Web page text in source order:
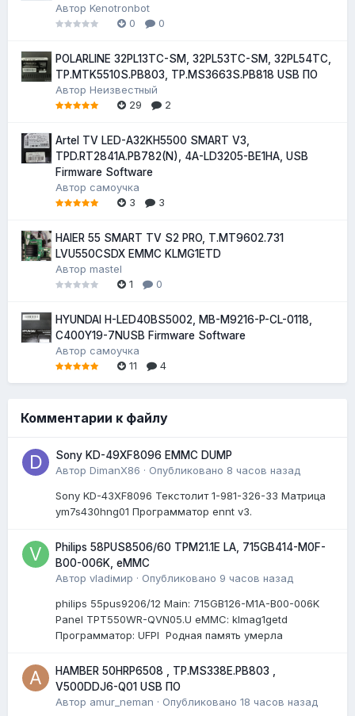
Автор Kenotronbot
0
0
POLARLINE 32PL13TC-SM, 32PL53TC-SM, 32PL54TC,
TP.MTK5510S.PB803, TP.MS3663S.PB818 USB ПО
Автор Неизвестный
29
2
Artel TV LED-A32KH5500 SMART V3,
TPD.RT2841A.PB782(N), 4A-LD3205-BE1HA, USB
Firmware Software
Автор самоучка
3
3
HAIER 55 SMART TV S2 PRO, T.MT9602.731
LVU550CSDX EMMC KLMG1ETD
Автор mastel
1
0
HYUNDAI H-LED40BS5002, MB-M9216-P-CL-0118,
C400Y19-7NUSB Firmware Software
Автор самоучка
11
4
Комментарии к файлу
Sony KD-49XF8096 EMMC DUMP
Автор DimanX86 · Опубликовано 8 часов назад
Sony KD-43XF8096 Текстолит 1-981-326-33 Матрица
ym7s430hng01 Программатор ennt v3.
Philips 58PUS8506/60 TPM21.1E LA, 715GB414-M0F-
B00-006K, eMMC
Автор vladiмир · Опубликовано 9 часов назад
philips 55pus9206/12 Мain: 715GB126-M1A-B00-006K
Panel TPT550WR-QVN05.U eMMC: klmag1getd
Программатор: UFPI Родная память умерла
HAMBER 50HRP6508 , TP.MS338E.PB803 ,
V500DDJ6-Q01 USB ПО
Автор amur_neman · Опубликовано 18 часов назад